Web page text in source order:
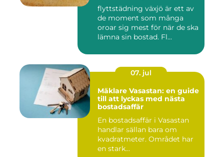
flyttstädning växjö är ett av
de moment som många
oroar sig mest för när de ska
lämna sin bostad. Fl...
07. jul
Mäklare Vasastan: en guide
till att lyckas med nästa
bostadsaffär
En bostadsaffär i Vasastan
handlar sällan bara om
kvadratmeter. Området har
en stark...